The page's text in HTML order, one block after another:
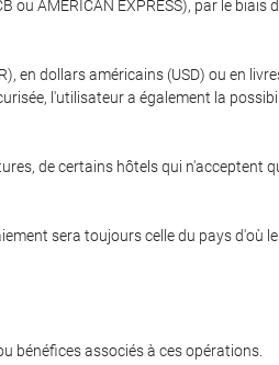
ou AMERICAN EXPRESS), par le biais
en dollars américains (USD) ou en
l'utilisateur a également la
de certains hôtels qui n'acceptent
sera toujours celle du pays d'où
bénéfices associés à ces opérations.